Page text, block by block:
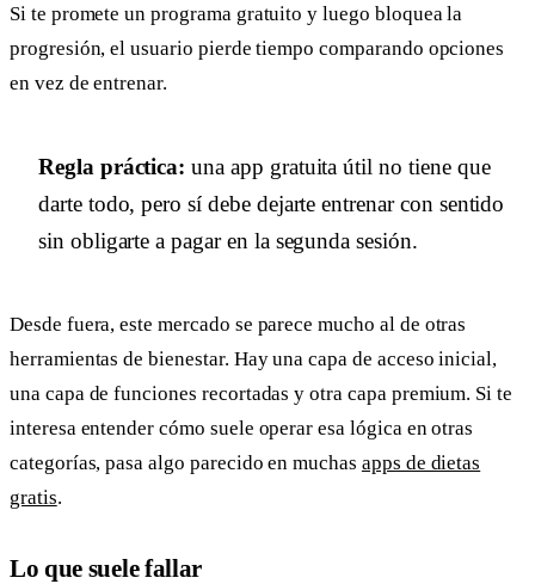
Si te promete un programa gratuito y luego bloquea la
progresión, el usuario pierde tiempo comparando opciones
en vez de entrenar.
Regla práctica: una app gratuita útil no tiene que
darte todo, pero sí debe dejarte entrenar con sentido
sin obligarte a pagar en la segunda sesión.
Desde fuera, este mercado se parece mucho al de otras
herramientas de bienestar. Hay una capa de acceso inicial,
una capa de funciones recortadas y otra capa premium. Si te
interesa entender cómo suele operar esa lógica en otras
categorías, pasa algo parecido en muchas apps de dietas
gratis.
Lo que suele fallar